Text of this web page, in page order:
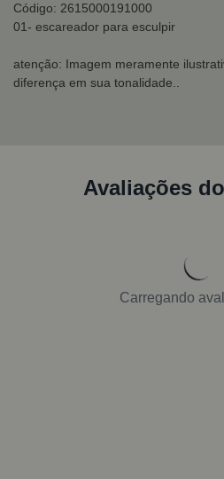
Código: 2615000191000
01- escareador para esculpir
atenção: Imagem meramente
diferença em sua tonalidade..
Avaliações
Carregando